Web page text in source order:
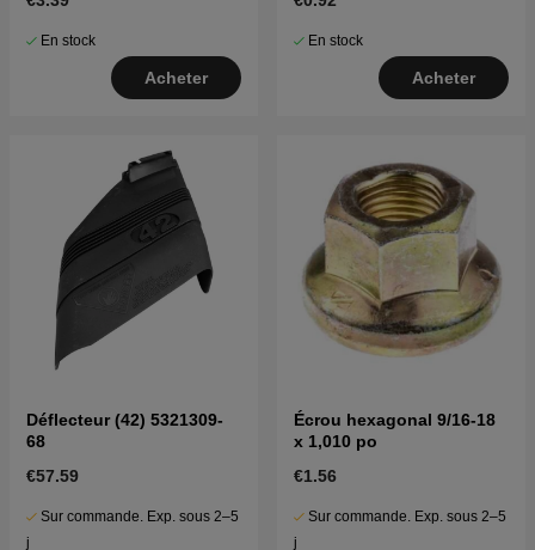
En stock
Acheter
En stock
Acheter
Déflecteur (42) 5321309-
68
€57.59
Sur commande. Exp. sous 2–5
j
Écrou hexagonal 9/16-18
x 1,010 po
€1.56
Sur commande. Exp. sous 2–5
j